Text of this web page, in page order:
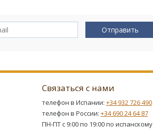
Отправить
Связаться с нами
телефон в Испании: +34 932 726 490
телефон в России: +34 690 24 64 87
ПН-ПТ с 9:00 по 19:00 по испанскому